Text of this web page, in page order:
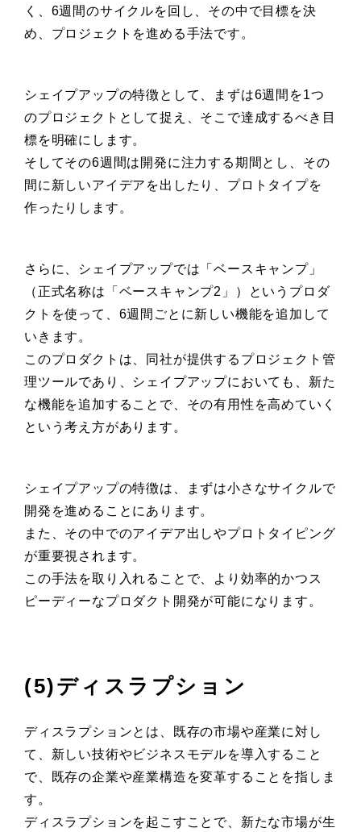
く、6週間のサイクルを回し、その中で目標を決
め、プロジェクトを進める手法です。
シェイプアップの特徴として、まずは6週間を1つ
のプロジェクトとして捉え、そこで達成するべき目
標を明確にします。
そしてその6週間は開発に注力する期間とし、その
間に新しいアイデアを出したり、プロトタイプを
作ったりします。
さらに、シェイプアップでは「ベースキャンプ」
（正式名称は「ベースキャンプ2」）というプロダ
クトを使って、6週間ごとに新しい機能を追加して
いきます。
このプロダクトは、同社が提供するプロジェクト管
理ツールであり、シェイプアップにおいても、新た
な機能を追加することで、その有用性を高めていく
という考え方があります。
シェイプアップの特徴は、まずは小さなサイクルで
開発を進めることにあります。
また、その中でのアイデア出しやプロトタイピング
が重要視されます。
この手法を取り入れることで、より効率的かつス
ピーディーなプロダクト開発が可能になります。
(5)ディスラプション
ディスラプションとは、既存の市場や産業に対し
て、新しい技術やビジネスモデルを導入すること
で、既存の企業や産業構造を変革することを指しま
す。
ディスラプションを起こすことで、新たな市場が生